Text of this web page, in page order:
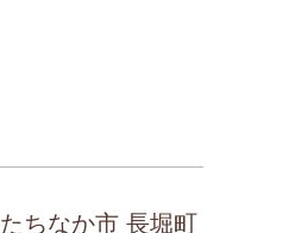
ちなか市 長堀町